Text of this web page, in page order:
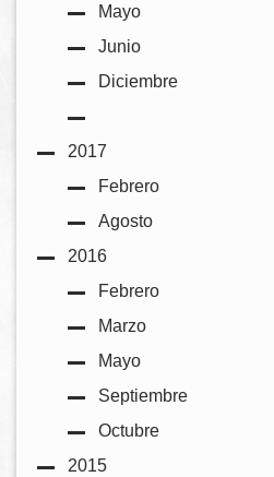
Mayo
Junio
Diciembre
2017
Febrero
Agosto
2016
Febrero
Marzo
Mayo
Septiembre
Octubre
2015